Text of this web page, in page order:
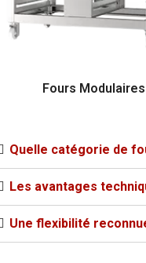
Fours Modulaires
Quelle catégorie de
Les avantages
Une flexibilité